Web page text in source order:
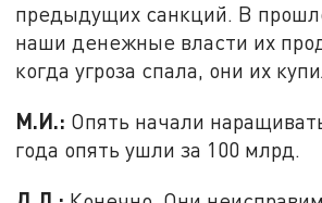
предыдущих санкций. В
наши денежные власти их
когда угроза спала, они их
М.И.: Опять начали
года опять ушли за 100 млрд.